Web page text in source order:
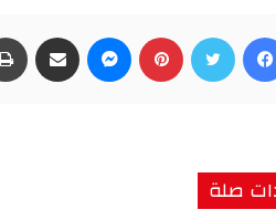
فيسبوك تويتر بينتيريست ماسنجر مشاركة عبر البريد
صلة